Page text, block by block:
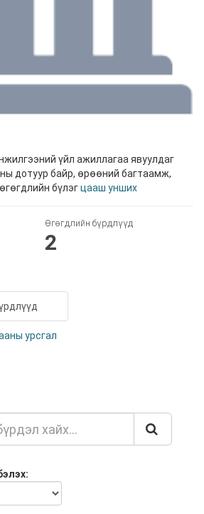
үйл ажиллагаа явуулдаг
дотуур байр, өрөөний багтаамж,
бүлэгцааш унших
Өгөгдлийн бүрдлүүд
2
урсгал